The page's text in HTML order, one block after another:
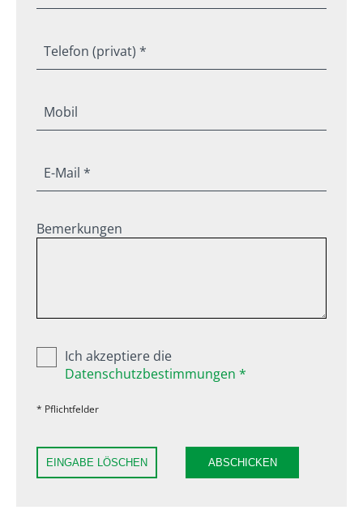
Telefon (privat) *
Mobil
E-Mail *
Bemerkungen
Ich akzeptiere die
Datenschutzbestimmungen *
* Pflichtfelder
EINGABE LÖSCHEN ABSCHICKEN